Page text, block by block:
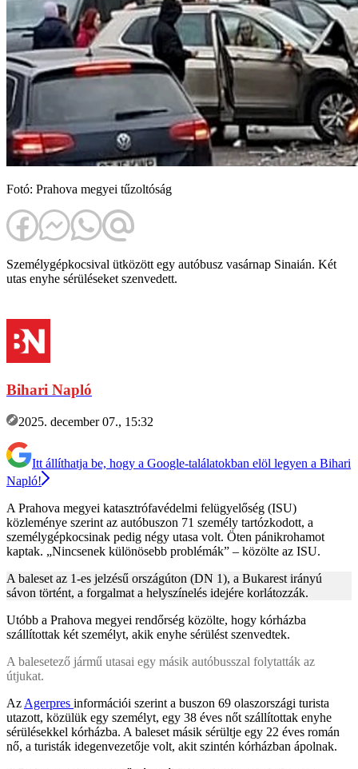
Fotó: Prahova megyei tűzoltóság
Személygépkocsival ütközött egy autóbusz vasárnap Sinaián. Két
utas enyhe sérüléseket szenvedett.
Bihari Napló
2025. december 07., 15:32
Itt állíthatja be, hogy a Google-találatokban elöl legyen a Bihari
Napló!
A Prahova megyei katasztrófavédelmi felügyelőség (ISU)
közleménye szerint az autóbuszon 71 személy tartózkodott, a
személygépkocsinak pedig négy utasa volt. Öten pánikrohamot
kaptak. „Nincsenek különösebb problémák” – közölte az ISU.
A baleset az 1-es jelzésű országúton (DN 1), a Bukarest irányú
sávon történt, a forgalmat a helyszínelés idejére korlátozzák.
Utóbb a Prahova megyei rendőrség közölte, hogy kórházba
szállítottak két személyt, akik enyhe sérülést szenvedtek.
A balesetező jármű utasai egy másik autóbusszal folytatták az
útjukat.
Az Agerpres információi szerint a buszon 69 olaszországi turista
utazott, közülük egy személyt, egy 38 éves nőt szállítottak enyhe
sérülésekkel kórházba. A baleset másik sérültje egy 22 éves román
nő, a turisták idegenvezetője volt, akit szintén kórházban ápolnak.